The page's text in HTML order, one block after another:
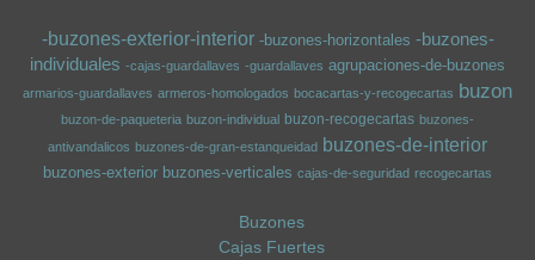
-buzones-exterior-interior -buzones-horizontales -buzones-
individuales -cajas-guardallaves -guardallaves agrupaciones-de-buzones
armarios-guardallaves armeros-homologados bocacartas-y-recogecartas buzon
buzon-de-paqueteria buzon-individual buzon-recogecartas buzones-
antivandalicos buzones-de-gran-estanqueidad buzones-de-interior
buzones-exterior buzones-verticales cajas-de-seguridad recogecartas
Buzones
Cajas Fuertes